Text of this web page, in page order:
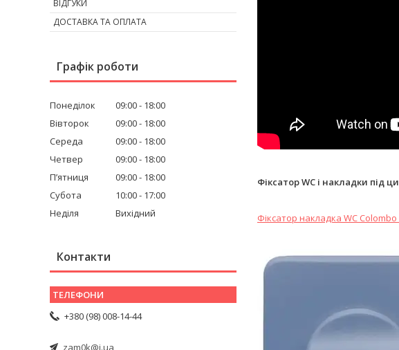
Фіксатор WC і накладки
Фіксатор накладка WC
ВІДГУКИ
ДОСТАВКА ТА ОПЛАТА
Графік роботи
Понеділок 09:00
18:00
Вівторок
09:00
18:00
Середа
09:00
18:00
Четвер
09:00
18:00
Пʼятниця
09:00
18:00
Субота
10:00
17:00
Неділя
Вихідний
Контакти
+380 (98) 008-14-44
zam0k@i.ua